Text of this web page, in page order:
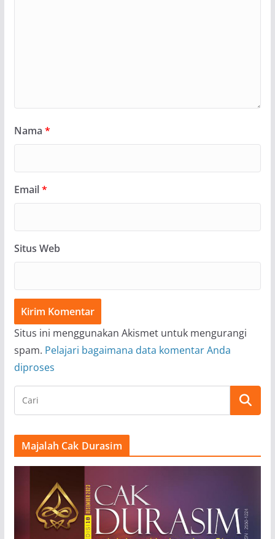
Nama *
Email*
Situs Web
Situs ini menggunakan Akismet untuk mengurangi
spam. Pelajari bagaimana data komentar Anda
diproses
Majalah Cak Durasim